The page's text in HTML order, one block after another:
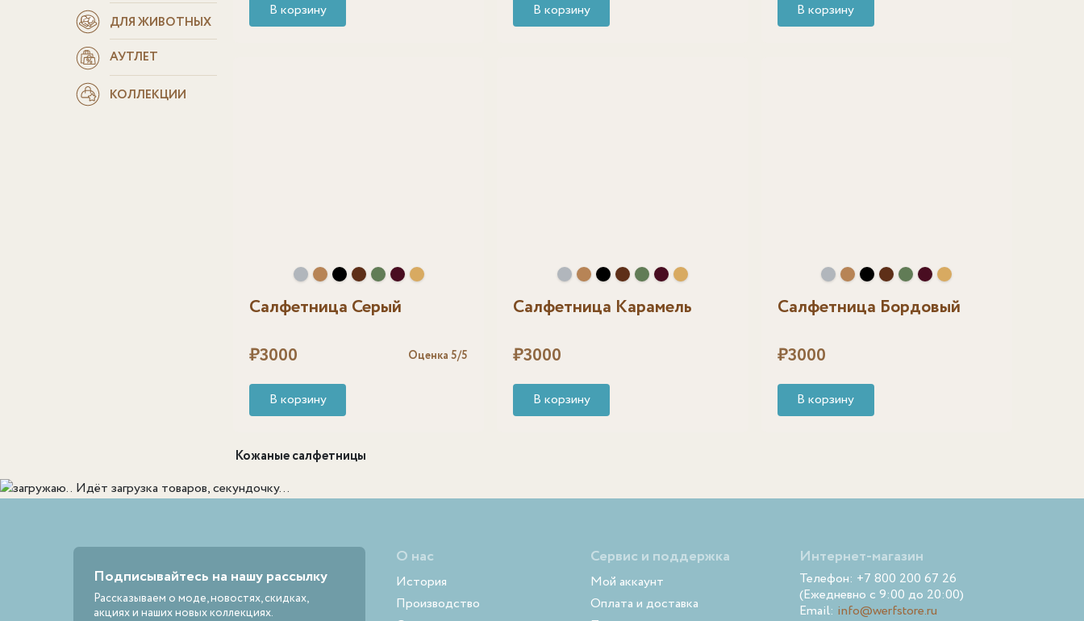
ДЛЯ ЖИВОТНЫХ
АУТЛЕТ
КОЛЛЕКЦИИ
В корзину В корзину В корзину
Салфетница Серый
₽3000 Оценка5/5
В корзину
Салфетница Карамель
₽3000
В корзину
Салфетница Бордовый
₽3000
В корзину
Кожаные салфетницы
Идёт загрузка товаров, секундочку...
Подписывайтесь на нашу рассылку
Рассказываем о моде, новостях, скидках,
акциях и наших новых коллекциях.
О нас
История
Производство
Сервис и поддержка
Мой аккаунт
Оплата и доставка
Интернет-магазин
Телефон: +7 800 200 67 26
(Ежедневно с 9:00 до 20:00)
Email: info@werfstore.ru